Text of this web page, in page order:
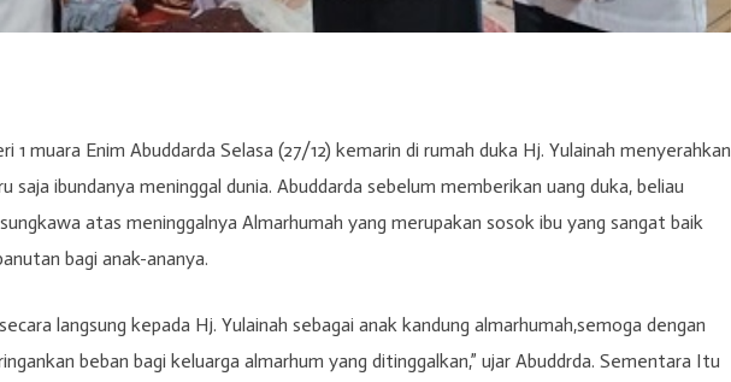
1 muara Enim Abuddarda Selasa (27/12) kemarin di rumah duka Hj. Yulainah menyerahkan
saja ibundanya meninggal dunia. Abuddarda sebelum memberikan uang duka, beliau
atas meninggalnya Almarhumah yang merupakan sosok ibu yang sangat baik
bagi anak-ananya.
langsung kepada Hj. Yulainah sebagai anak kandung almarhumah,semoga dengan
beban bagi keluarga almarhum yang ditinggalkan,” ujar Abuddrda. Sementara Itu